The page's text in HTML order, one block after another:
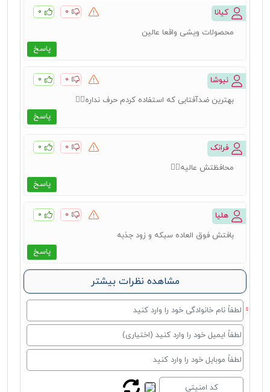
کیانا ۰ ۰
پاسخ
محصولات ویشی واقعا عالین
نیوشا ۰ ۰
پاسخ
بهترین ضدآفتابی که استفاده کردم حرف نداره👌🏻
فرانک ۰ ۰
پاسخ
محافظتش عالیه👌🏻
هلیا ۰ ۰
پاسخ
بافتش فوق العاده سبکه و زود جذبه
مشاهده نظرات بیشتر